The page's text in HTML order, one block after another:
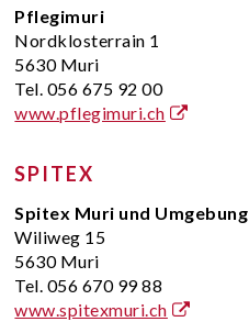
Pflegimuri
Nordklosterrain 1
5630 Muri
Tel. 056 675 92 00
www.pflegimuri.ch
SPITEX
Spitex Muri und Umgebung
Wiliweg 15
5630 Muri
Tel. 056 670 99 88
www.spitexmuri.ch